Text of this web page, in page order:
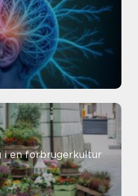
en forbrugerkultur